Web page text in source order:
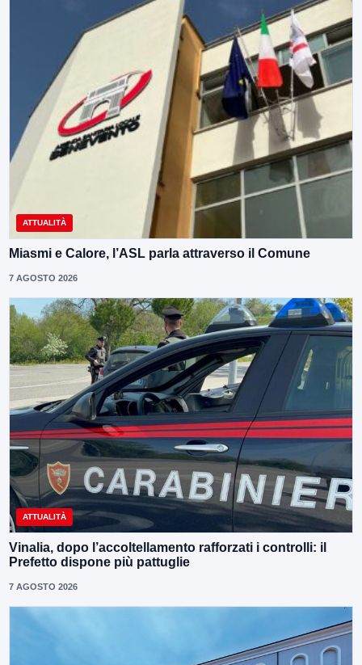
ATTUALITÀ
Miasmi e Calore, l’ASL parla attraverso il Comune
7 AGOSTO 2026
ATTUALITÀ
Vinalia, dopo l’accoltellamento rafforzati i controlli: il
Prefetto dispone più pattuglie
7 AGOSTO 2026